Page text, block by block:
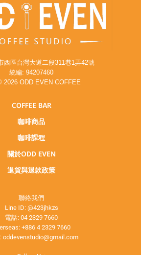
西區台灣大道二段311巷1弄42號
統編: 94207460
2026 ODD EVEN COFFEE
COFFEE BAR
咖啡商品
咖啡課程
關於ODD EVEN
退貨與退款政策
聯絡我們
Line ID: @423jhkzs
電話: 04 2329 7660
+886 4 2329 7660
oddevenstudio@gmail.com